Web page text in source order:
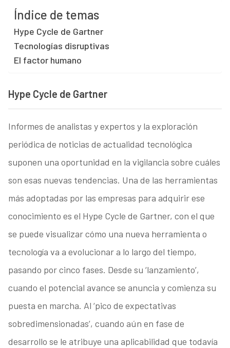
Índice de temas
Hype Cycle de Gartner
Tecnologías disruptivas
El factor humano
Hype Cycle de Gartner
Informes de analistas y expertos y la exploración
periódica de noticias de actualidad tecnológica
suponen una oportunidad en la vigilancia sobre cuáles
son esas nuevas tendencias. Una de las herramientas
más adoptadas por las empresas para adquirir ese
conocimiento es el Hype Cycle de Gartner, con el que
se puede visualizar cómo una nueva herramienta o
tecnología va a evolucionar a lo largo del tiempo,
pasando por cinco fases. Desde su ‘lanzamiento’,
cuando el potencial avance se anuncia y comienza su
puesta en marcha. Al ‘pico de expectativas
sobredimensionadas’, cuando aún en fase de
desarrollo se le atribuye una aplicabilidad que todavía